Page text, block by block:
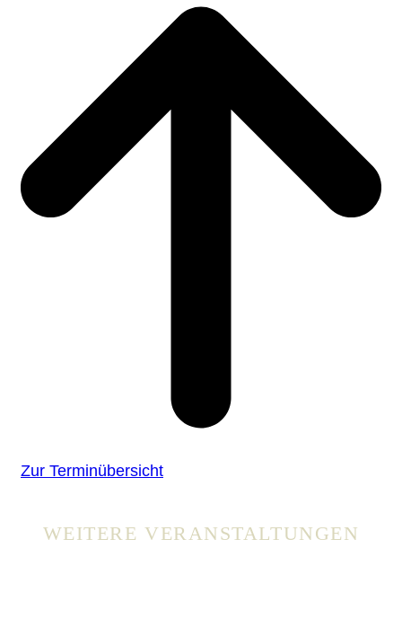
Zur Terminübersicht
WEITERE VERANSTALTUNGEN